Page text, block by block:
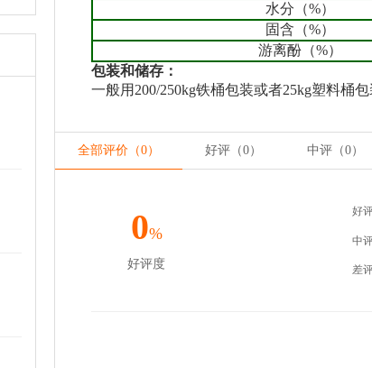
水分（%）
固含（%）
游离酚（%）
包装和储存：
一般用 200/250kg铁桶包装或者25kg塑料桶
全部评价（0） 好评（0） 中评（0）
0%
好评度
好
中
差